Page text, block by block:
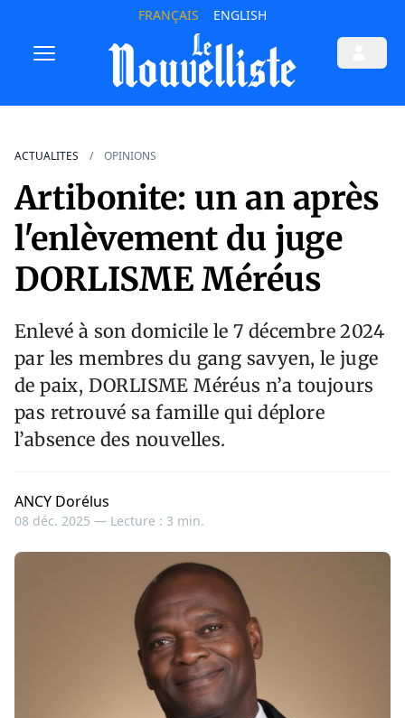
FRANÇAIS ENGLISH
ACTUALITES OPINIONS
Artibonite: un an après
l'enlèvement du juge
DORLISME Méréus
Enlevé à son domicile le 7 décembre 2024
par les membres du gang savyen, le juge
de paix, DORLISME Méréus n’a toujours
pas retrouvé sa famille qui déplore
l’absence des nouvelles.
ANCY Dorélus
08 déc. 2025 — Lecture : 3 min.